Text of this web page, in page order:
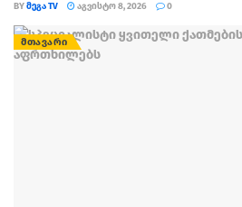
BYᲛᲔᲒᲐ TV ᲐᲒᲕᲘᲡᲢᲝ 8, 2026 0
ᲛᲗᲐᲕᲐᲠᲘ